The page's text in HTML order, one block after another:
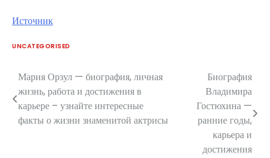
Источник
UNCATEGORISED
Навигация
по
записям
Мария Орзул — биография, личная
жизнь, работа и достижения в
карьере – узнайте интересные
факты о жизни знаменитой актрисы
Биография
Владимира
Гостюхина —
ранние годы,
карьера и
достижения